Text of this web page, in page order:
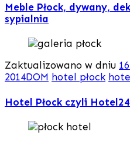
Meble Płock, dywany,
sypialnia
Zaktualizowano w dniu
2014DOM hotel płock
Hotel Płock czyli Hotel24